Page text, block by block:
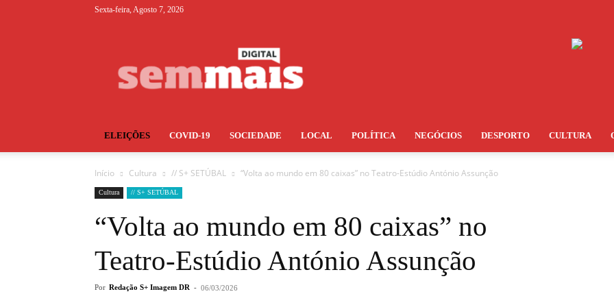
Sexta-feira, Agosto 7, 2026
ELEIÇÕES COVID-19 SOCIEDADE LOCAL POLÍTICA NEGÓCIOS DESPORTO CULTURA
Início Cultura // S+ SETÚBAL “Volta ao mundo em 80 caixas” no Teatro-Estúdio António Assunção
Cultura // S+ SETÚBAL
“Volta ao mundo em 80 caixas” no
Teatro-Estúdio António Assunção
Por Redação S+ Imagem DR - 06/03/2026